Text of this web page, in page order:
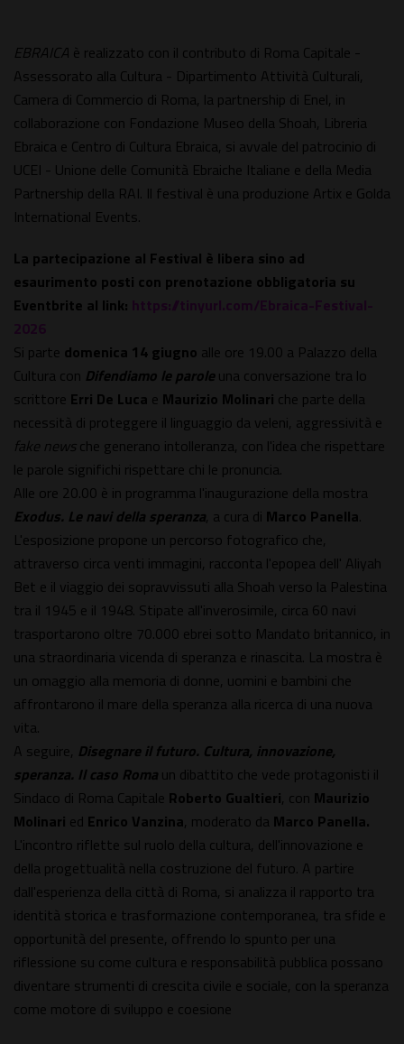
EBRAICA è realizzato con il contributo di Roma Capitale -
Assessorato alla Cultura - Dipartimento Attività Culturali,
Camera di Commercio di Roma, la partnership di Enel, in
collaborazione con Fondazione Museo della Shoah, Libreria
Ebraica e Centro di Cultura Ebraica, si avvale del patrocinio di
UCEI - Unione delle Comunità Ebraiche Italiane e della Media
Partnership della RAI. Il festival è una produzione Artix e Golda
International Events.
La partecipazione al Festival è libera sino ad
esaurimento posti con prenotazione obbligatoria su
Eventbrite al link: https://tinyurl.com/Ebraica-Festival-
2026
Si parte domenica 14 giugno alle ore 19.00 a Palazzo della
Cultura con Difendiamo le parole una conversazione tra lo
scrittore Erri De Luca e Maurizio Molinari che parte della
necessità di proteggere il linguaggio da veleni, aggressività e
fake newsche generano intolleranza, con l'idea che rispettare
le parole significhi rispettare chi le pronuncia.
Alle ore 20.00 è in programma l'inaugurazione della mostra
Exodus. Le navi della speranza, a cura di Marco Panella.
L'esposizione propone un percorso fotografico che,
attraverso circa venti immagini, racconta l'epopea dell' Aliyah
Bet e il viaggio dei sopravvissuti alla Shoah verso la Palestina
tra il 1945 e il 1948. Stipate all'inverosimile, circa 60 navi
trasportarono oltre 70.000 ebrei sotto Mandato britannico, in
una straordinaria vicenda di speranza e rinascita. La mostra è
un omaggio alla memoria di donne, uomini e bambini che
affrontarono il mare della speranza alla ricerca di una nuova
vita.
A seguire, Disegnare il futuro. Cultura, innovazione,
speranza. Il caso Roma un dibattito che vede protagonisti il
Sindaco di Roma Capitale Roberto Gualtieri, con Maurizio
Molinari ed Enrico Vanzina, moderato da Marco Panella.
L'incontro riflette sul ruolo della cultura, dell'innovazione e
della progettualità nella costruzione del futuro. A partire
dall'esperienza della città di Roma, si analizza il rapporto tra
identità storica e trasformazione contemporanea, tra sfide e
opportunità del presente, offrendo lo spunto per una
riflessione su come cultura e responsabilità pubblica possano
diventare strumenti di crescita civile e sociale, con la speranza
come motore di sviluppo e coesione